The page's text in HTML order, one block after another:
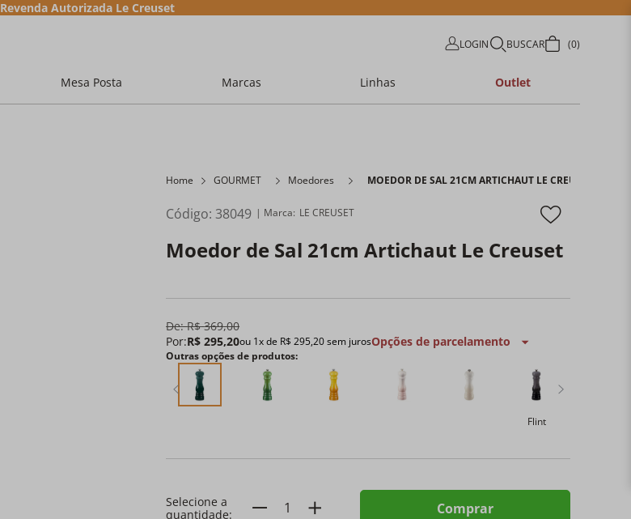
Revenda Autorizada Le Creuset
LOGIN BUSCAR 0
Mesa Posta Marcas Linhas Outlet
Home GOURMET Moedores MOEDOR DE SAL 21CM ARTICHAUT LE CREUSET
Código:38049 LE CREUSET
Moedor de Sal 21cm Artichaut Le Creuset
De:R$ 369,00
Por:R$ 295,20ou 1x de R$ 295,20sem jurosOpções de parcelamento
Outras opções de produtos:
Flint
Comprar